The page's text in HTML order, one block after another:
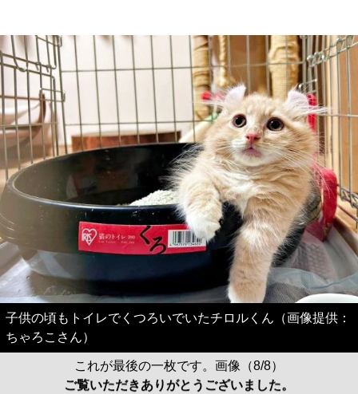
子供の頃もトイレでくつろいでいたチロルくん（画像提供：
ちゃろこさん）
これが最後の一枚です。画像（8/8）
ご覧いただきありがとうございました。